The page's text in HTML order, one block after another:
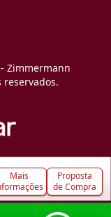
Mais
Proposta
de Compra
Zimmermann
reservados.